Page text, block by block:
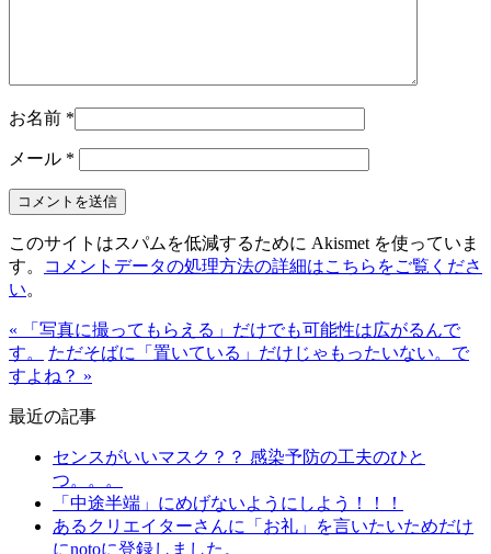
お名前 *
メール *
このサイトはスパムを低減するために Akismet を使っていま
す。
コメントデータの処理方法の詳細はこちらをご覧くださ
い。
« 「写真に撮ってもらえる」だけでも可能性は広がるんで
す。
ただそばに「置いている」だけじゃもったいない。で
すよね？ »
最近の記事
センスがいいマスク？？ 感染予防の工夫のひと
つ。。。
「中途半端」にめげないようにしよう！！！
あるクリエイターさんに「お礼」を言いたいためだけ
にnotoに登録しました。